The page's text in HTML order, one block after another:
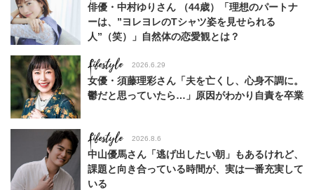
俳優・中村ゆりさん （44歳）「理想のパートナ
ーは、”ヨレヨレのTシャツ姿を見せられる
人”（笑）」自然体の恋愛観とは？
Lifestyle 2026.6.29
女優・須藤理彩さん「夫を亡くし、心身不調に。
鬱だと思っていたら…」原因がわかり自責を卒業
Lifestyle 2026.8.6
中山優馬さん「逃げ出したい朝」もあるけれど、
課題と向き合っている時間が、実は一番充実して
いる